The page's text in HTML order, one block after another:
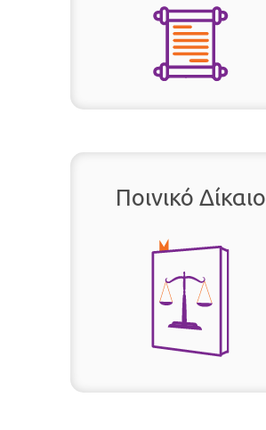
Ποινικό Δίκαιο